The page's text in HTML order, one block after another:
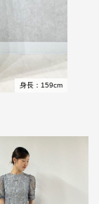
身長：159cm